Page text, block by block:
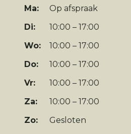
Ma:
Op afspraak
Di:
10:00 – 17:00
Wo:
10:00 – 17:00
Do:
10:00 – 17:00
Vr:
10:00 – 17:00
Za:
10:00 – 17:00
Zo:
Gesloten